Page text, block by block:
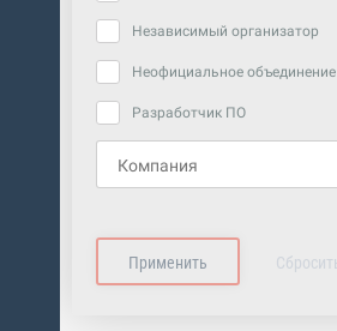
Независимый организатор
Неофициальное объединение
Разработчик ПО